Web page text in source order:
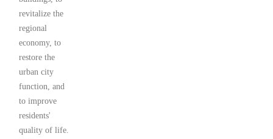
revitalize the
regional
economy, to
restore the
urban city
function, and
to improve
residents'
quality of life.